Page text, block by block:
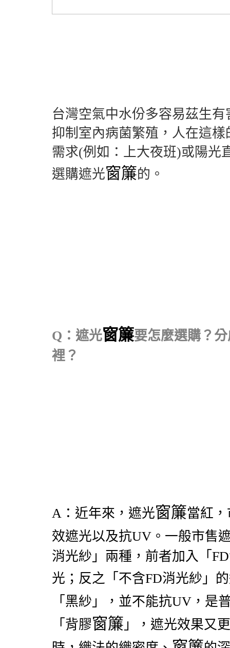
台灣空氣中水份多容易茲生
抑制室內病菌繁殖，人在這
需求(例如：上大夜班)或陽光
選購遮光窗簾的。
Q ： 遮光窗簾要怎麼選購？
裡？
A ： 近年來，遮光窗簾當紅
效遮光以及抗UV。一般市售
消光紗」兩種，前者加入「
光；反之「不含FD消光紗」
「黑紗」，並不能抗UV，是
「背膠窗簾 」，遮光效果又